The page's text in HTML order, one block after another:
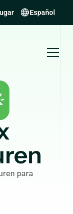
Español
para